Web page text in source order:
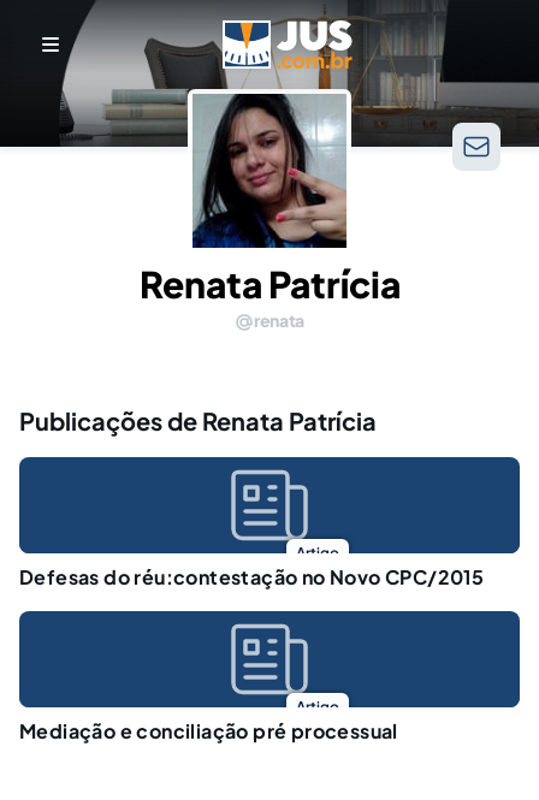
Renata Patrícia
renata
Publicações de Renata Patrícia
Artigo
Defesas do réu:contestação no Novo CPC/2015
Artigo
Mediação e conciliação pré processual